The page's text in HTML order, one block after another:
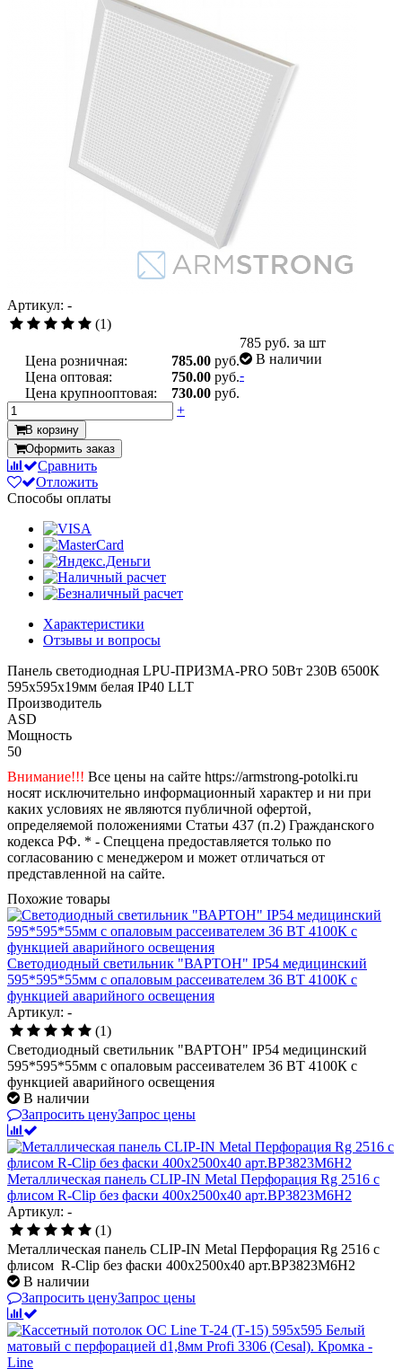
Артикул: -
(1)
Цена розничная: 785.00 руб.
Цена оптовая:
750.00 руб.
Цена крупнооптовая:
730.00 руб.
785 руб. за шт
В наличии
-
+
В корзину
Оформить заказ
Сравнить
Отложить
Способы оплаты
Характеристики
Отзывы и вопросы
Панель светодиодная LPU-ПРИЗМА-PRO 50Вт 230В 6500К
595х595х19мм белая IP40 LLT
Производитель
ASD
Мощность
50
Внимание!!! Все цены на сайте https://armstrong-potolki.ru
носят исключительно информационный характер и ни при
каких условиях не являются публичной офертой,
определяемой положениями Статьи 437 (п.2) Гражданского
кодекса РФ. * - Спеццена предоставляется только по
согласованию с менеджером и может отличаться от
представленной на сайте.
Похожие товары
Светодиодный светильник "ВАРТОН" IP54 медицинский
595*595*55мм с опаловым рассеивателем 36 ВТ 4100К с
функцией аварийного освещения
Артикул: -
(1)
Светодиодный светильник "ВАРТОН" IP54 медицинский
595*595*55мм с опаловым рассеивателем 36 ВТ 4100К с
функцией аварийного освещения
В наличии
Запросить ценуЗапрос цены
Металлическая панель CLIP-IN Metal Перфорация Rg 2516 с
флисом R-Clip без фаски 400x2500x40 арт.BP3823M6H2
Артикул: -
(1)
Металлическая панель CLIP-IN Metal Перфорация Rg 2516 с
флисом R-Clip без фаски 400x2500x40 арт.BP3823M6H2
В наличии
Запросить ценуЗапрос цены